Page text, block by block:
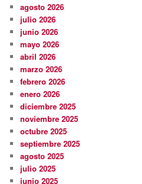
agosto 2026
julio 2026
junio 2026
mayo 2026
abril 2026
marzo 2026
febrero 2026
enero 2026
diciembre 2025
noviembre 2025
octubre 2025
septiembre 2025
agosto 2025
julio 2025
junio 2025